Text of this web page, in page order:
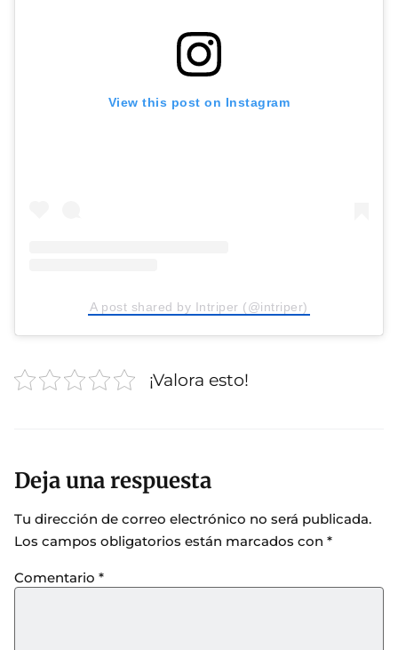
View this post on Instagram
A post shared by Intriper (@intriper)
¡Valora esto!
Deja una respuesta
Tu dirección de correo electrónico no será publicada.
Los campos obligatorios están marcados con *
Comentario *